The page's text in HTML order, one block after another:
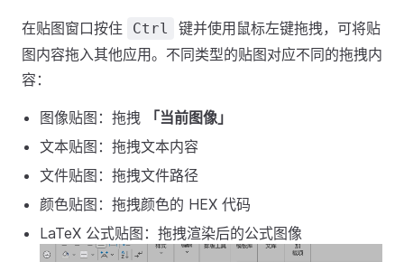
在贴图窗口按住 Ctrl
键并使用鼠标左键拖拽，可将贴
图内容拖入其他应用。不同类型的贴图对应不同的拖拽内
容：
图像贴图：拖拽
「当前图像」
文本贴图：拖拽文本内容
文件贴图：拖拽文件路径
颜色贴图：拖拽颜色的 HEX 代码
LaTeX 公式贴图：拖拽渲染后的公式图像